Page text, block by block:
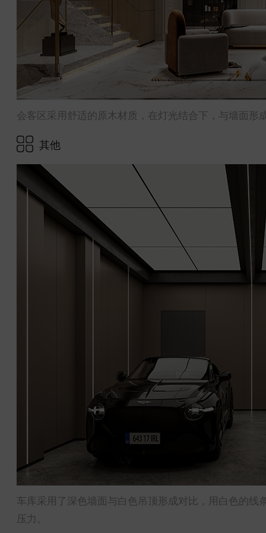
会客区采用舒适的原木材质，在灯光结合下，与墙面形
其他
车库采用了深色墙面与白色吊顶形成对比，用白色的
压力。